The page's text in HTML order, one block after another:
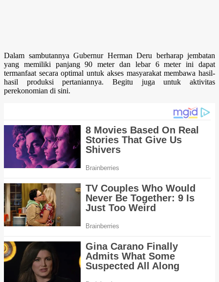
Dalam sambutannya Gubernur Herman Deru berharap jembatan
yang memiliki panjang 90 meter dan lebar 6 meter ini dapat
termanfaat secara optimal untuk akses masyarakat membawa hasil-
hasil produksi pertaniannya. Begitu juga untuk aktivitas
perekonomian di sini.